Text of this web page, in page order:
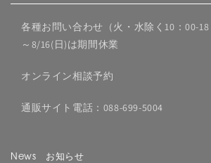
各種お問い合わせ（火・水除く10：00-
～8/16(日)は期間休業
オンライン相談予約
通販サイト電話：088-699-5004
News お知らせ